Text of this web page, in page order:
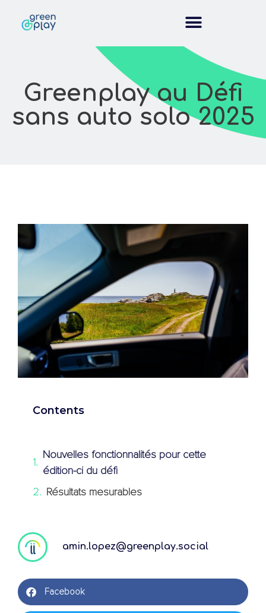
Greenplay au Défi
sans auto solo 2025
Contents
Nouvelles fonctionnalités pour cette
édition-ci du défi
Résultats mesurables
amin.lopez@greenplay.social
Facebook